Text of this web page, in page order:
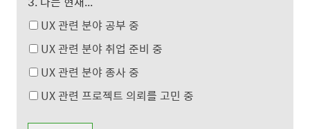
UX 관련 분야 공부 중
UX 관련 분야 취업 준비 중
UX 관련 분야 종사 중
UX 관련 프로젝트 의뢰를 고민 중